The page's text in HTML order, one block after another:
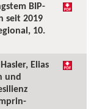
BIP-
seit 2019
10.
Elias
und